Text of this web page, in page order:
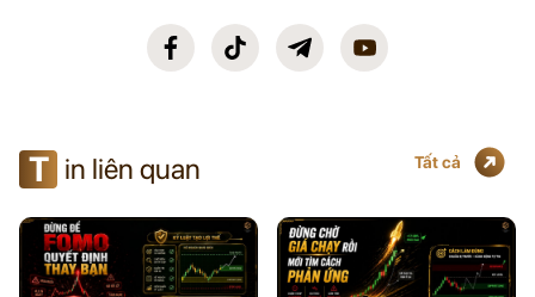
T in liên quan Tất cả